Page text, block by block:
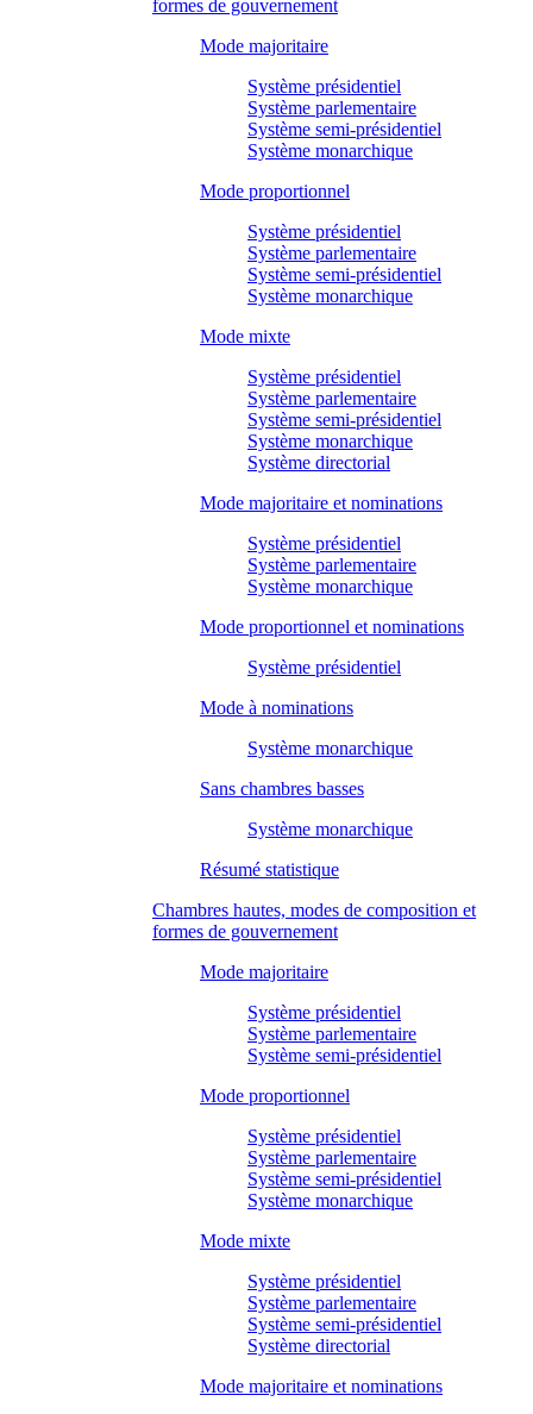
formes de gouvernement
Mode majoritaire
Système présidentiel
Système parlementaire
Système semi-présidentiel
Système monarchique
Mode proportionnel
Système présidentiel
Système parlementaire
Système semi-présidentiel
Système monarchique
Mode mixte
Système présidentiel
Système parlementaire
Système semi-présidentiel
Système monarchique
Système directorial
Mode majoritaire et nominations
Système présidentiel
Système parlementaire
Système monarchique
Mode proportionnel et nominations
Système présidentiel
Mode à nominations
Système monarchique
Sans chambres basses
Système monarchique
Résumé statistique
Chambres hautes, modes de composition et
formes de gouvernement
Mode majoritaire
Système présidentiel
Système parlementaire
Système semi-présidentiel
Mode proportionnel
Système présidentiel
Système parlementaire
Système semi-présidentiel
Système monarchique
Mode mixte
Système présidentiel
Système parlementaire
Système semi-présidentiel
Système directorial
Mode majoritaire et nominations